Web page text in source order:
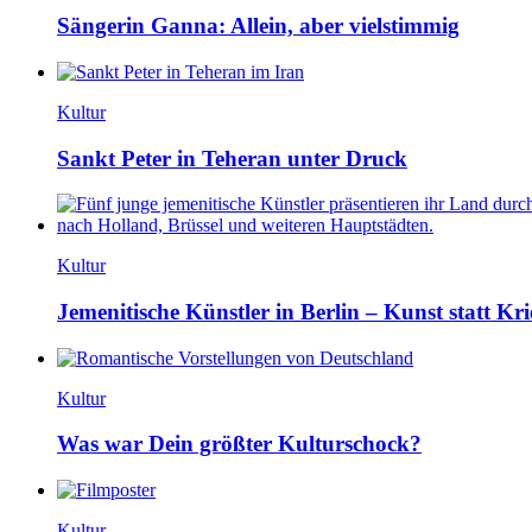
Sängerin Ganna: Allein, aber vielstimmig
Kultur
Sankt Peter in Teheran unter Druck
Kultur
Jemenitische Künstler in Berlin – Kunst statt
Kultur
Was war Dein größter Kulturschock?